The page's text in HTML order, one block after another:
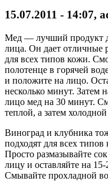
15.07.2011 - 14:07,
Мед — лучший продукт
лица. Он дает отличные
для всех типов кожи.
полотенце в горячей
и положите на лицо.
несколько минут. Затем
лицо мед на 30 минут.
теплой, а затем
Виноград и клубника
подходят для всех типов
Просто размазывайте
лицу и оставляйте на
Смывайте прохладной